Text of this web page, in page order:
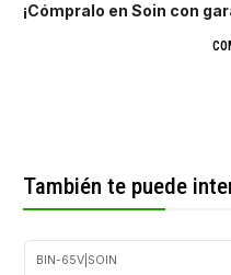
¡Cómpralo en Soin con
También te puede
BIN-65V| SOIN